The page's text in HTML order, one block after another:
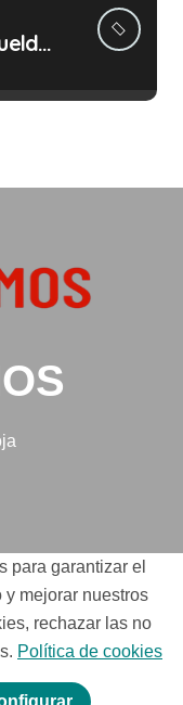
para garantizar el
mejorar nuestros
rechazar las no
Política de cookies